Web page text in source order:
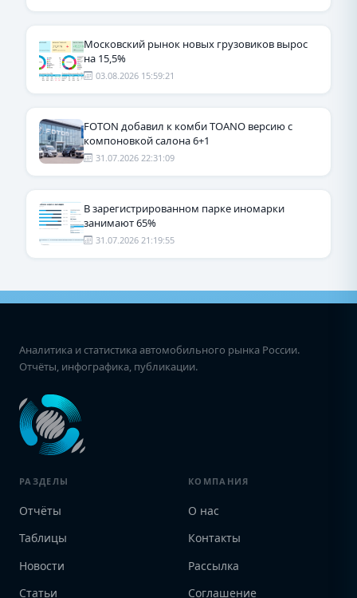
Московский рынок новых грузовиков вырос
на 15,5%
03.08.2026 15:59:21
FOTON добавил к комби TOANO версию с
компоновкой салона 6+1
31.07.2026 22:31:09
В зарегистрированном парке иномарки
занимают 65%
31.07.2026 21:19:55
Аналитика и статистика автомобильного рынка России.
Отчёты, инфографика, публикации.
РАЗДЕЛЫ
Отчёты
Таблицы
Новости
Статьи
КОМПАНИЯ
О нас
Контакты
Рассылка
Соглашение